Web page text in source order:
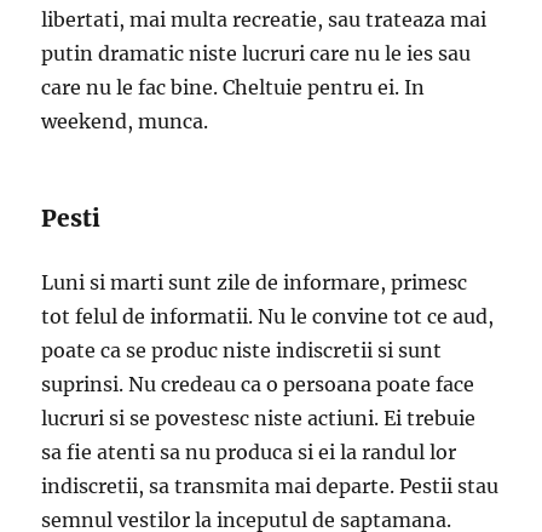
libertati, mai multa recreatie, sau trateaza mai
putin dramatic niste lucruri care nu le ies sau
care nu le fac bine. Cheltuie pentru ei. In
weekend, munca.
Pesti
Luni si marti sunt zile de informare, primesc
tot felul de informatii. Nu le convine tot ce aud,
poate ca se produc niste indiscretii si sunt
suprinsi. Nu credeau ca o persoana poate face
lucruri si se povestesc niste actiuni. Ei trebuie
sa fie atenti sa nu produca si ei la randul lor
indiscretii, sa transmita mai departe. Pestii stau
semnul vestilor la inceputul de saptamana.